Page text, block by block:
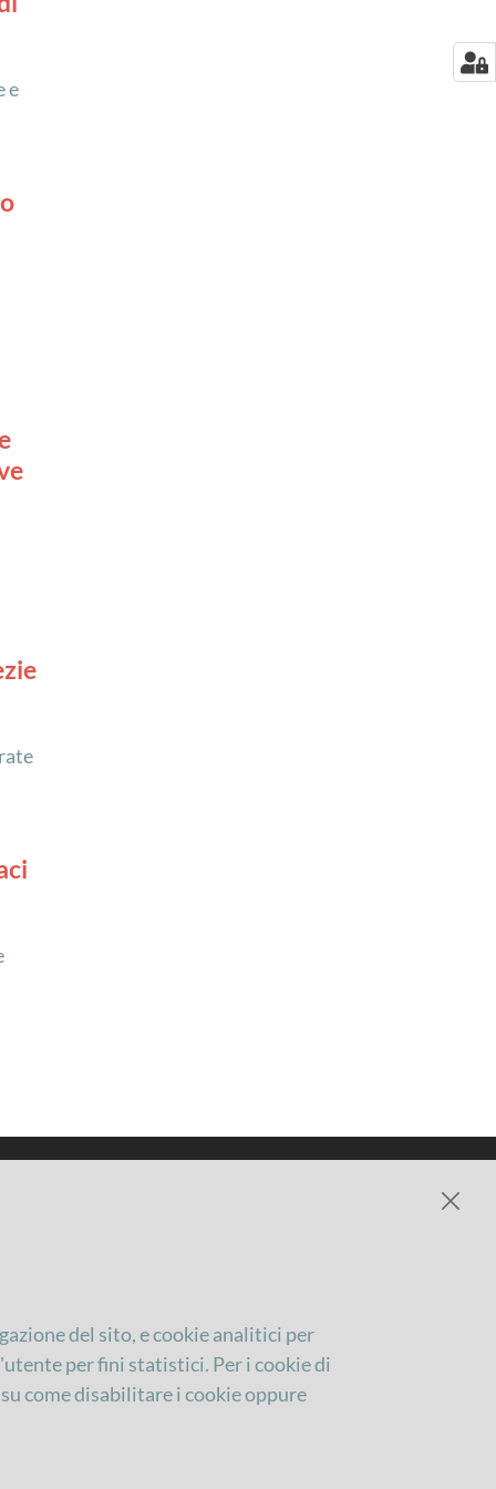
e
Nell’impossibilità di contattare personalmente
del sito, e cookie analitici per
per fini statistici. Per i cookie di
come disabilitare i cookie oppure